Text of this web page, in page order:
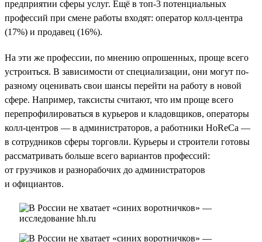
предприятии сферы услуг. Ещё в топ-3 потенциальных
профессий при смене работы входят: оператор колл-центра
(17%) и продавец (16%).
На эти же профессии, по мнению опрошенных, проще всего
устроиться. В зависимости от специализации, они могут по-
разному оценивать свои шансы перейти на работу в новой
сфере. Например, таксисты считают, что им проще всего
перепрофилироваться в курьеров и кладовщиков, операторы
колл-центров — в администраторов, а работники HoReCa —
в сотрудников сферы торговли. Курьеры и строители готовы
рассматривать больше всего вариантов профессий:
от грузчиков и разнорабочих до администраторов
и официантов.